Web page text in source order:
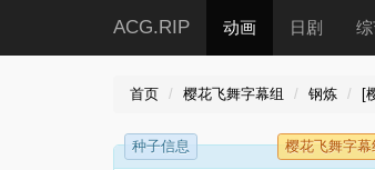
ACG.RIP 动画 日剧
首页 樱花飞舞字幕组 钢炼 [
种子信息 樱花飞舞字幕